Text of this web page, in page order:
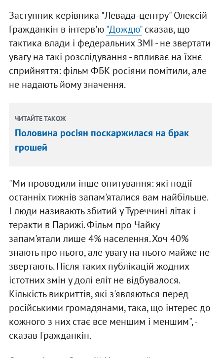
Заступник керівника "Левада-центру" Олексій
Гражданкін в інтерв'ю"Дождю"сказав, що
тактика влади і федеральних ЗМІ - не звертати
увагу на такі розслідування - впливає на їхнє
сприйняття: фільм ФБК росіяни помітили, але
не надають йому значення.
ЧИТАЙТЕ ТАКОЖ
Половина росіян поскаржилася на брак
грошей
"Ми проводили інше опитування: які події
останніх тижнів запам'яталися вам найбільше.
І люди називають збитий у Туреччині літак і
теракти в Парижі. Фільм про Чайку
запам'ятали лише 4% населення. Хоч 40%
знають про нього, але увагу на нього майже не
звертають. Після таких публікацій жодних
істотних змін у долі еліт не відбувалося.
Кількість викриттів, які з'являються перед
російськими громадянами, така, що інтерес до
кожного з них стає все меншим і меншим", -
сказав Гражданкін.